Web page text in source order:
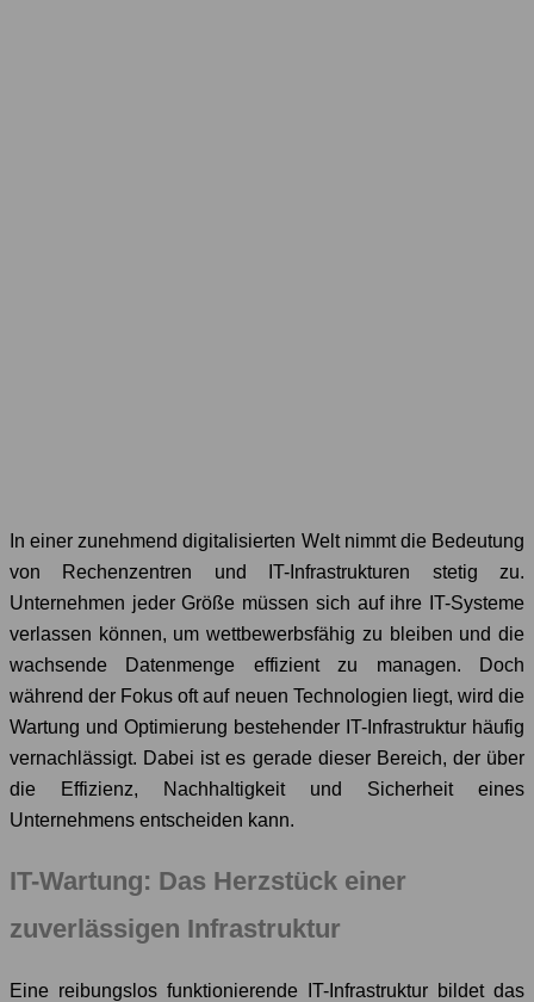
In einer zunehmend digitalisierten Welt nimmt die Bedeutung
von Rechenzentren und IT-Infrastrukturen stetig zu.
Unternehmen jeder Größe müssen sich auf ihre IT-Systeme
verlassen können, um wettbewerbsfähig zu bleiben und die
wachsende Datenmenge effizient zu managen. Doch
während der Fokus oft auf neuen Technologien liegt, wird die
Wartung und Optimierung bestehender IT-Infrastruktur häufig
vernachlässigt. Dabei ist es gerade dieser Bereich, der über
die Effizienz, Nachhaltigkeit und Sicherheit eines
Unternehmens entscheiden kann.
IT-Wartung: Das Herzstück einer
zuverlässigen Infrastruktur
Eine reibungslos funktionierende IT-Infrastruktur bildet das